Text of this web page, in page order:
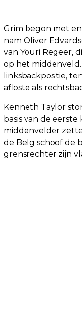
Grim begon met
nam Oliver
van Youri Regeer,
op het
linksbackpositie,
afloste als
Kenneth Taylor
basis van de eerste
middenvelder
de Belg schoof de
grensrechter zijn